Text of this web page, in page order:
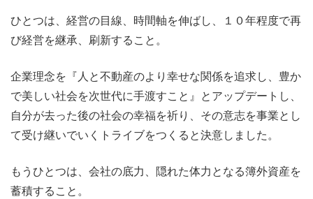
ひとつは、経営の目線、時間軸を伸ばし、１０年程度で再
び経営を継承、刷新すること。
企業理念を『人と不動産のより幸せな関係を追求し、豊か
で美しい社会を次世代に手渡すこと』とアップデートし、
自分が去った後の社会の幸福を祈り、その意志を事業とし
て受け継いでいくトライブをつくると決意しました。
もうひとつは、会社の底力、隠れた体力となる簿外資産を
蓄積すること。